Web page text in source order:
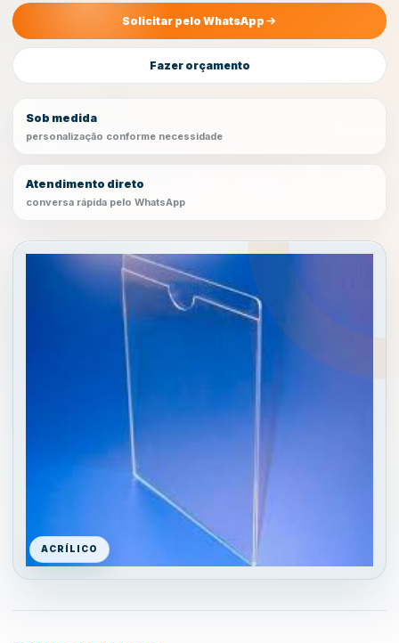
Solicitar pelo WhatsApp
Fazer orçamento
Sob medida
personalização conforme necessidade
Atendimento direto
conversa rápida pelo WhatsApp
ACRÍLICO